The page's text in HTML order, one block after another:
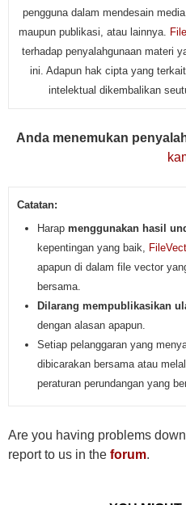
pengguna dalam mendesain
maupun publikasi, atau lainnya.
terhadap penyalahgunaan materi
ini. Adapun hak cipta yang
intelektual dikembalikan
Anda menemukan
Catatan:
Harap menggunakan hasil
kepentingan yang baik,
apapun di dalam file vector
bersama.
Dilarang mempublikasikan
dengan alasan apapun.
Setiap pelanggaran yang
dibicarakan bersama atau
peraturan perundangan yang
Are you having problems
report to us in the forum.